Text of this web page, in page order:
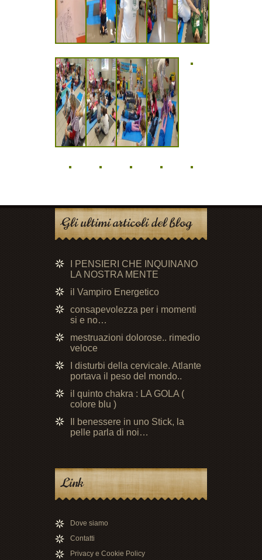
Gli ultimi articoli del blog
I PENSIERI CHE INQUINANO
LA NOSTRA MENTE
il Vampiro Energetico
consapevolezza per i momenti
si e no…
mestruazioni dolorose.. rimedio
veloce
I disturbi della cervicale. Atlante
portava il peso del mondo..
il quinto chakra : LA GOLA (
colore blu )
Il benessere in uno Stick, la
pelle parla di noi…
Link
Dove siamo
Contatti
Privacy e Cookie Policy